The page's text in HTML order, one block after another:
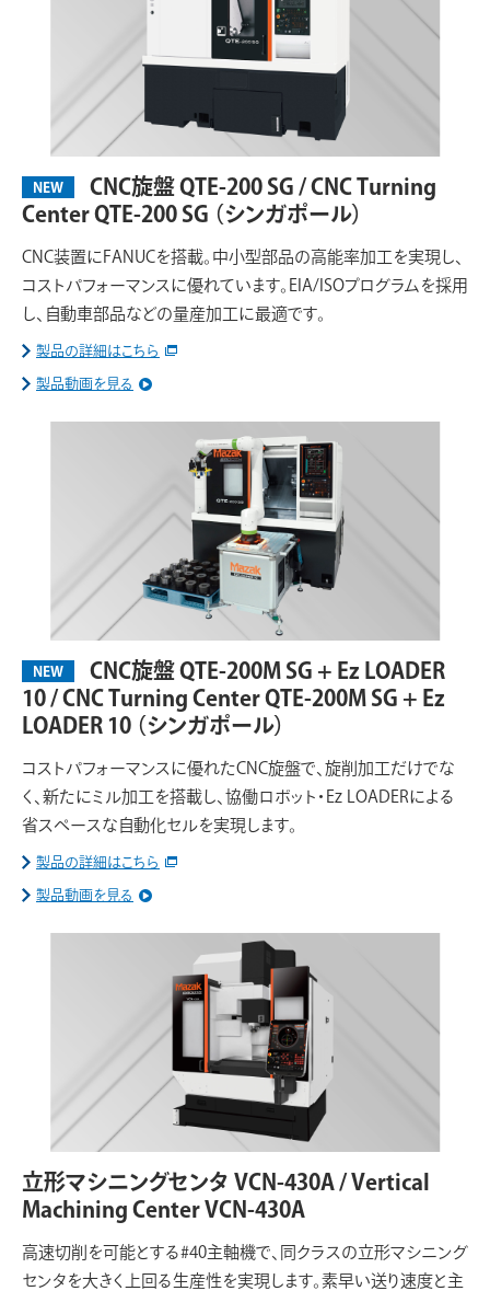
NEW
CNC旋盤 QTE-200 SG / CNC Turning
Center QTE-200 SG （シンガポール）
CNC装置にFANUCを搭載。中小型部品の高能率加工を実現し、
コストパフォーマンスに優れています。EIA/ISOプログラムを採用
し、自動車部品などの量産加工に最適です。
製品の詳細はこちら
製品動画を見る
NEW
CNC旋盤 QTE-200M SG + Ez LOADER
10 / CNC Turning Center QTE-200M SG + Ez
LOADER 10 （シンガポール）
コストパフォーマンスに優れたCNC旋盤で、旋削加工だけでな
く、新たにミル加工を搭載し、協働ロボット・Ez LOADERによる
省スペースな自動化セルを実現します。
製品の詳細はこちら
製品動画を見る
立形マシニングセンタ VCN-430A / Vertical
Machining Center VCN-430A
高速切削を可能とする#40主軸機で、同クラスの立形マシニング
センタを大きく上回る生産性を実現します。素早い送り速度と主